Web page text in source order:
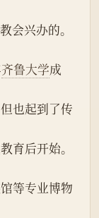
齐鲁大学成
也起到了传
育后开始。
等专业博物